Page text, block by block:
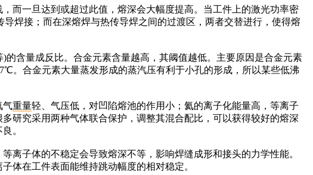
而一旦达到或超过此值，熔深会大幅度提高。当工件上的激光功率密
焊接；而在深熔焊与热传导焊之间的过渡区，两者交替进行，使得熔
含量成反比。合金元素含量越高，其阈值越低。主要原因是合金元素
。合金元素大量蒸发形成的蒸汽压有利于小孔的形成，所以某些低沸
气重量轻、气压低，对凹陷熔池的作用小；氦的离子化能量高，等离子
研究采用两种气体联合保护，调整其混合配比，可以获得较好的熔深
良。
子体的不稳定会导致熔深不等，影响焊缝成形和接头的力学性能。
体在工件表面能维持跳动幅度的相对稳定。